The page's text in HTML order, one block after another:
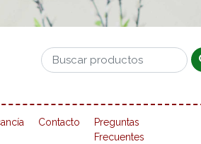
Contacto
Preguntas
Frecuentes